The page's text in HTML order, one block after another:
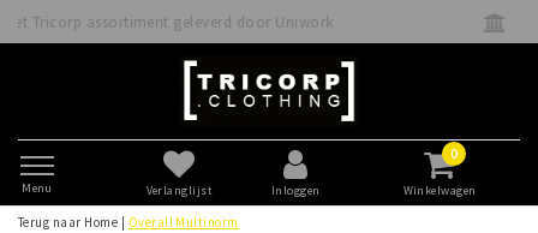
Uniwork Betaal veilig direct of achteraf met
Menu Verlanglijst Inloggen
0
Winkelwagen
Terug naar Home Overall Multinorm